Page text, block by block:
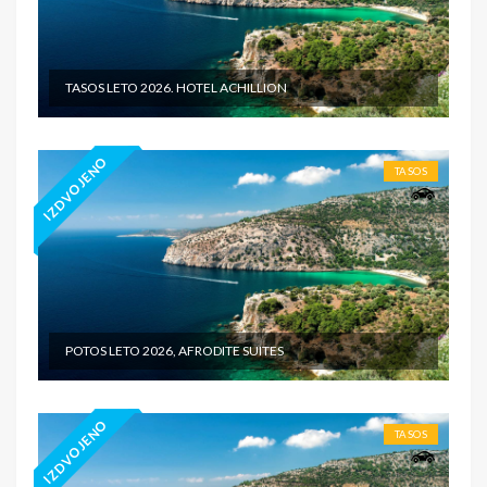
TASOS LETO 2026. HOTEL ACHILLION
IZDVOJENO TASOS
POTOS LETO 2026, AFRODITE SUITES
IZDVOJENO TASOS